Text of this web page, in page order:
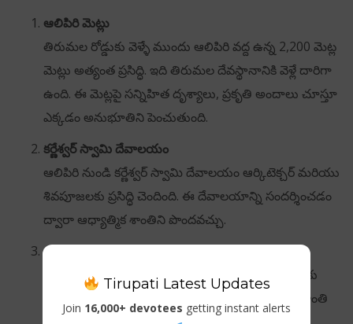
ఆలిపిరి మెట్లు
తిరుమల రోడ్డుకు వెళ్ళే ముందు ఆలిపిరి వద్ద ఉన్న 2,200 మెట్ల
మెట్లు అత్యంత ప్రసిద్ధి. ఇది తిరుమల దేవస్థానానికి వెళ్లే దారిగా
ఉంది. ఈ మెట్లపై సన్నిహిత దృశ్యాలు, ప్రకృతి అందాలు చూస్తూ
ఎక్కడం అనుభూతిని పెంచుతుంది.
కర్ణేశ్వర్ స్వామి దేవాలయం
ఆలిపిరి నుండి కర్ణేశ్వర్ స్వామి దేవాలయం ఆర్కిటెక్చర్ మరియు
శివపూజలకు ప్రసిద్ధి చెందింది. ఈ దేవాలయాన్ని సందర్శించడం
ద్వారా ఆధ్యాత్మిక శాంతిని పొందవచ్చు.
ఆలిపిరి ఉద్యానవనం
ప్రాకృతిక అందంతో నిండిన ఈ ఉద్యానవనం పర్యాటకులకు
అద్భుతమైన విశ్రాంతి స్థలం. ప్రకృతి ప్రేమికులు ఇక్కడ విశ్రాంతి
Tirupati Latest Updates
Join 16,000+ devotees getting instant alerts